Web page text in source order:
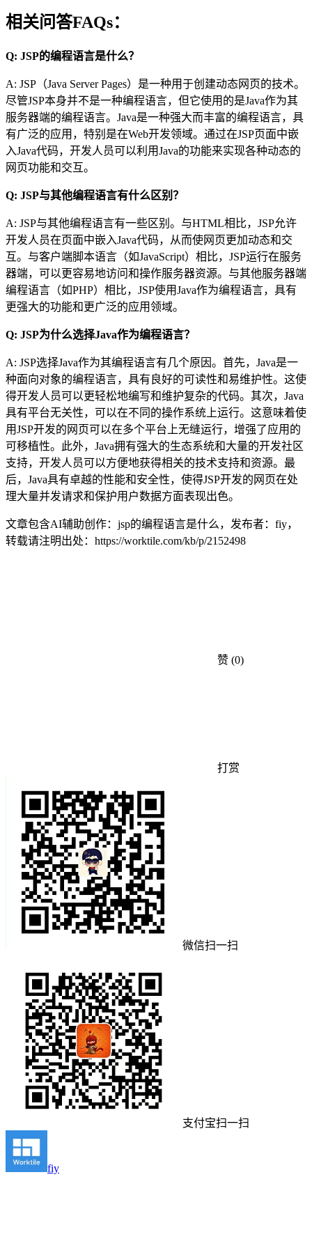
相关问答FAQs：
Q: JSP的编程语言是什么？
A: JSP（Java Server Pages）是一种用于创建动态网页的技术。
尽管JSP本身并不是一种编程语言，但它使用的是Java作为其
服务器端的编程语言。Java是一种强大而丰富的编程语言，具
有广泛的应用，特别是在Web开发领域。通过在JSP页面中嵌
入Java代码，开发人员可以利用Java的功能来实现各种动态的
网页功能和交互。
Q: JSP与其他编程语言有什么区别？
A: JSP与其他编程语言有一些区别。与HTML相比，JSP允许
开发人员在页面中嵌入Java代码，从而使网页更加动态和交
互。与客户端脚本语言（如JavaScript）相比，JSP运行在服务
器端，可以更容易地访问和操作服务器资源。与其他服务器端
编程语言（如PHP）相比，JSP使用Java作为编程语言，具有
更强大的功能和更广泛的应用领域。
Q: JSP为什么选择Java作为编程语言？
A: JSP选择Java作为其编程语言有几个原因。首先，Java是一
种面向对象的编程语言，具有良好的可读性和易维护性。这使
得开发人员可以更轻松地编写和维护复杂的代码。其次，Java
具有平台无关性，可以在不同的操作系统上运行。这意味着使
用JSP开发的网页可以在多个平台上无缝运行，增强了应用的
可移植性。此外，Java拥有强大的生态系统和大量的开发社区
支持，开发人员可以方便地获得相关的技术支持和资源。最
后，Java具有卓越的性能和安全性，使得JSP开发的网页在处
理大量并发请求和保护用户数据方面表现出色。
文章包含AI辅助创作：jsp的编程语言是什么，发布者：fiy，
转载请注明出处： https://worktile.com/kb/p/2152498
赞 (0)
打赏
微信扫一扫
支付宝扫一扫
fiy